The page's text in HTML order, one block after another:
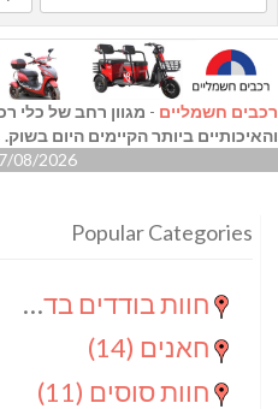
רכבים חשמליים - מגוון רחב של כלי
והאיכותיים ביותר הקיימים היום בשוק.
08/2026 05:58
Popular Categories
חוות בודדים בדרום
חאנים (14)
חוות סוסים (11)